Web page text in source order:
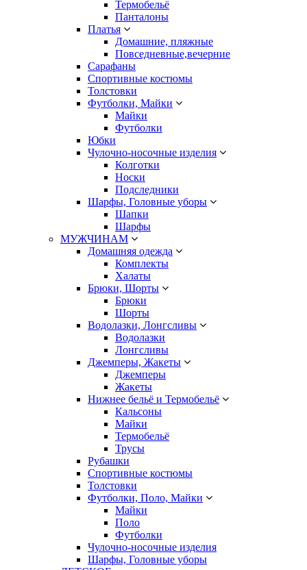
Термобельё
Панталоны
Платья
Домашние, пляжные
Повседневные,вечерние
Сарафаны
Спортивные костюмы
Толстовки
Футболки, Майки
Майки
Футболки
Юбки
Чулочно-носочные изделия
Колготки
Носки
Подследники
Шарфы, Головные уборы
Шапки
Шарфы
МУЖЧИНАМ
Домашняя одежда
Комплекты
Халаты
Брюки, Шорты
Брюки
Шорты
Водолазки, Лонгсливы
Водолазки
Лонгсливы
Джемперы, Жакеты
Джемперы
Жакеты
Нижнее бельё и Термобельё
Кальсоны
Майки
Термобельё
Трусы
Рубашки
Спортивные костюмы
Толстовки
Футболки, Поло, Майки
Майки
Поло
Футболки
Чулочно-носочные изделия
Шарфы, Головные уборы